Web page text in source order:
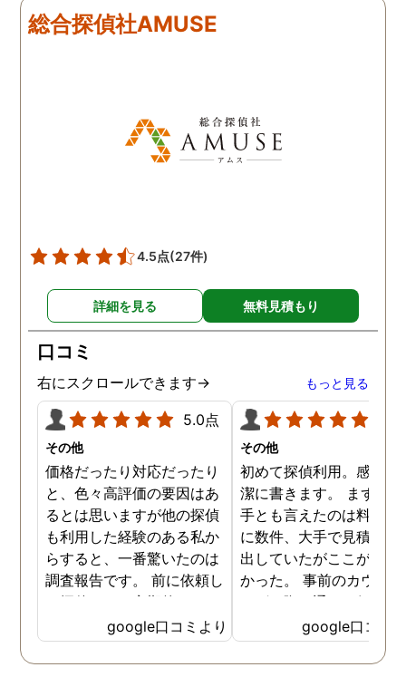
金が安く明確で親身になっ
て対応いただける探偵さん
読めない中、柔軟に対応
す。
総合探偵社AMUSE
4.5点(27件)
詳細を見る 無料見積もり
口コミ
右にスクロールできます→ もっと見る
5.0点
その他
価格だったり対応だったり
と、色々高評価の要因はあ
るとは思いますが他の探偵
も利用した経験のある私か
らすると、一番驚いたのは
調査報告です。 前に依頼し
た探偵では、定期的にまと
めて報告がくる為なかなか
実際の現状を把握するのが
難しかったですが、ここは
google口コミより
その他
初めて探偵利用。感想を
潔に書きます。 まず、
手とも言えたのは料金。
に数件、大手で見積もり
出していたがここが一番
かった。 事前のカウン
ングの際の通りの価格で
途中での追加料金なども
く安心してお任せできた
由のひとつ。 かと言っ
google口コミ